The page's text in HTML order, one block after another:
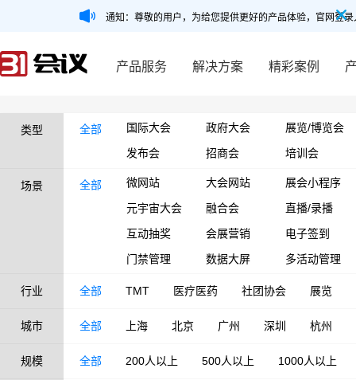
通知：尊敬的用户，为给您提供更好的产品体验，官网登
产品服务 解决方案 精彩案例
类型 全部 国际大会 政府大会
展览/博览会
发布会
招商会 培训会
场景 全部 微网站 大会网站
展会小程序
元宇宙大会
融合会
直播/录播
互动抽奖
会展营销
电子签到
门禁管理
数据大屏 多活动管理
行业 全部 TMT 医疗医药 社团协会 展览
城市 全部 上海 北京 广州 深圳 杭州
规模 全部 200人以上 500人以上 1000人以上